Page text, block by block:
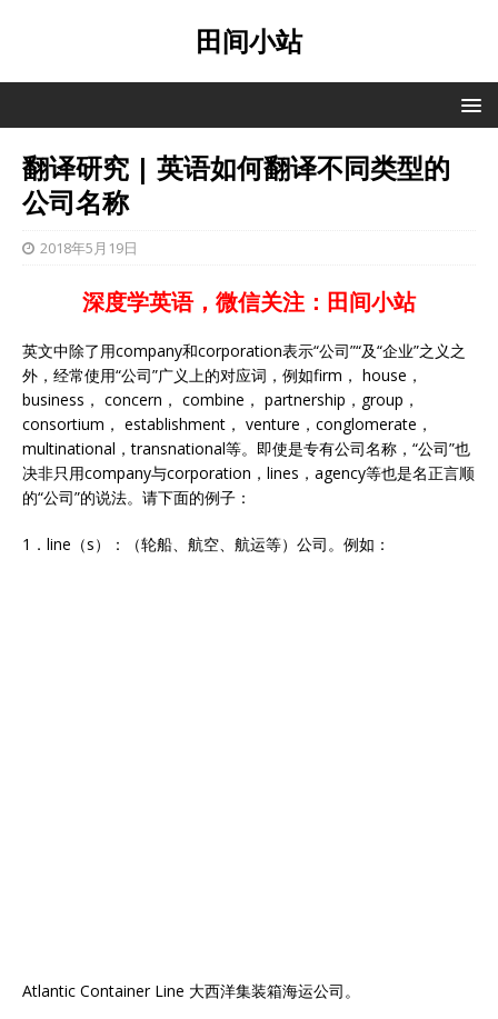
田间小站
翻译研究 | 英语如何翻译不同类型的
公司名称
2018年5月19日
深度学英语，微信关注：田间小站
英文中除了用company和corporation表示“公司”“及“企业”之义之
外，经常使用“公司”广义上的对应词，例如firm， house，
business， concern， combine， partnership，group，
consortium， establishment， venture，conglomerate，
multinational，transnational等。即使是专有公司名称，“公司”也
决非只用company与corporation，lines，agency等也是名正言顺
的“公司”的说法。请下面的例子：
1．line（s）：（轮船、航空、航运等）公司。例如：
Atlantic Container Line 大西洋集装箱海运公司。